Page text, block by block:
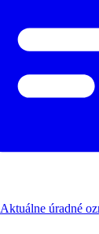
Aktuálne úradné